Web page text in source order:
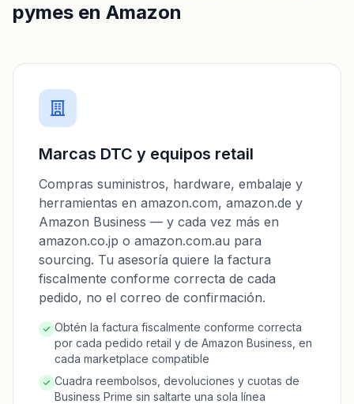
pymes en Amazon
Marcas DTC y equipos retail
Compras suministros, hardware, embalaje y
herramientas en amazon.com, amazon.de y
Amazon Business — y cada vez más en
amazon.co.jp o amazon.com.au para
sourcing. Tu asesoría quiere la factura
fiscalmente conforme correcta de cada
pedido, no el correo de confirmación.
Obtén la factura fiscalmente conforme correcta
por cada pedido retail y de Amazon Business, en
cada marketplace compatible
Cuadra reembolsos, devoluciones y cuotas de
Business Prime sin saltarte una sola línea